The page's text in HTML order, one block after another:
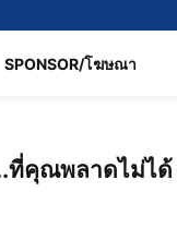
SPONSOR/โฆษณา
ที่คุณพลาดไม่ได้